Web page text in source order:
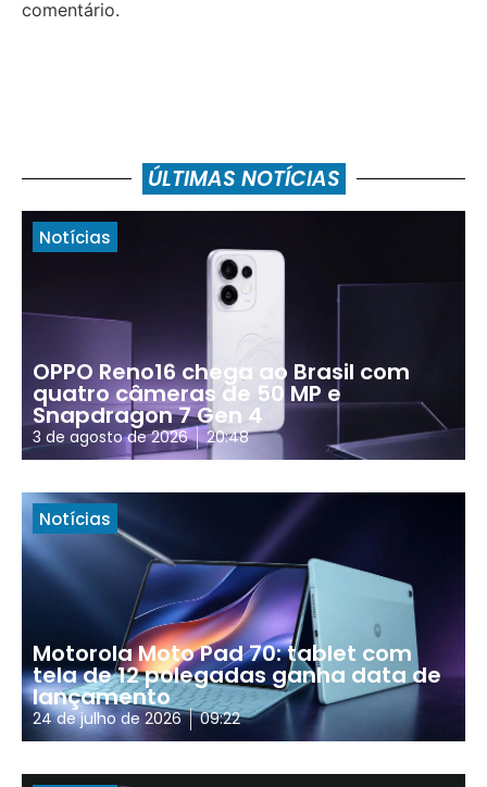
comentário.
ÚLTIMAS NOTÍCIAS
Notícias
OPPO Reno16 chega ao Brasil com
quatro câmeras de 50 MP e
Snapdragon 7 Gen 4
3 de agosto de 2026 20:48
Notícias
Motorola Moto Pad 70: tablet com
tela de 12 polegadas ganha data de
lançamento
24 de julho de 2026 09:22